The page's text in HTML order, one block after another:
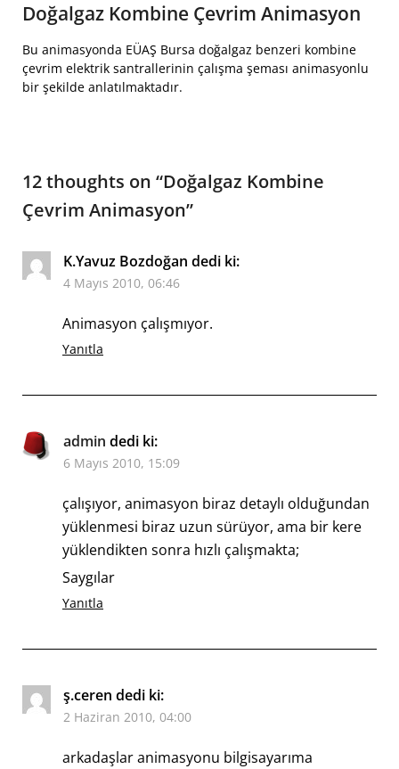
Doğalgaz Kombine Çevrim Animasyon
Bu animasyonda EÜAŞ Bursa doğalgaz benzeri kombine
çevrim elektrik santrallerinin çalışma şeması animasyonlu
bir şekilde anlatılmaktadır.
12 thoughts on “Doğalgaz Kombine
Çevrim Animasyon”
K.Yavuz Bozdoğan dedi ki:
4 Mayıs 2010, 06:46
Animasyon çalışmıyor.
Yanıtla
admin dedi ki:
6 Mayıs 2010, 15:09
çalışıyor, animasyon biraz detaylı olduğundan
yüklenmesi biraz uzun sürüyor, ama bir kere
yüklendikten sonra hızlı çalışmakta;
Saygılar
Yanıtla
ş.ceren dedi ki:
2 Haziran 2010, 04:00
arkadaşlar animasyonu bilgisayarıma